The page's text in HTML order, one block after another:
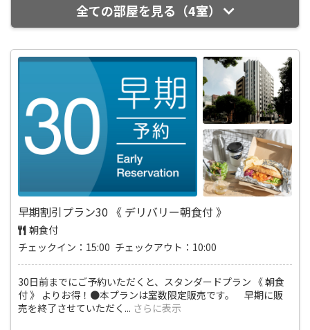
全ての部屋を見る（4室）
早期割引プラン30 《 デリバリー朝食付 》
朝食付
チェックイン：15:00 チェックアウト：10:00
30日前までにご予約いただくと、スタンダードプラン 《 朝食
付 》 よりお得！●本プランは室数限定販売です。 早期に販
売を終了させていただく ... さらに表示